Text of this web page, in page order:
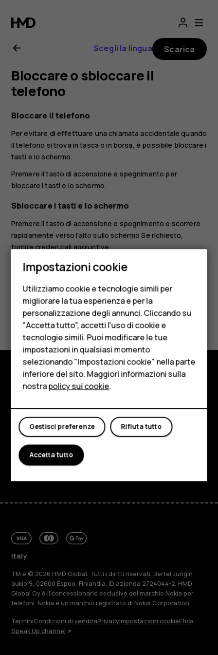
Manuale
d’uso
del
Nokia
8.1
Smartphone
Cellulari
Telefoni per anziani
Accessori
HMD Terra M
Per le imprese
Tablet
Negozio
Il mio account
Scegli la lingua Scarica
Bloccare o sbloccare il
telefono
Bloccare il telefono
Per evitare di effettuare una chiamata accidentale quando
il telefono si trova in tasca o in borsa, è possibile bloccare i
tasti e lo schermo.
Premere il tasto di accensione e spegnimento per
bloccare i tasti e lo schermo.
Sbloccare i tasti e lo schermo
Premere il tasto di accensione e spegnimento e scorrere
rapidamente verso l'alto sullo schermo Se richiesto,
fornire credenziali aggiuntive.
Ti è stato d'aiuto?
Sì No
Negozio
Planet and people
Assistenza
FacebookInstagram
Tiktok
Italy
TM e © 2026 HMD Global. Tutti i diritti riservati. Bertel Jungin
aukio 9, 02600 Espoo, Finlandia. ID azienda 2724044-2. HMD
Global Oy è il concessionario esclusivo del marchio Nokia per
telefoni. Nokia è un marchio registrato di Nokia Corporation.
TerminiCondizioni di venditaPrivacyImpostazioni cookieEtica
Speak Up channel
Impostazioni cookie
Utilizziamo cookie e tecnologie simili per
migliorare la tua esperienza e per la
personalizzazione degli annunci. Cliccando su
"Accetta tutto", accetti l'uso di cookie e
tecnologie simili. Puoi modificare le tue
impostazioni in qualsiasi momento
selezionando "Impostazioni cookie" nella parte
inferiore del sito. Maggiori informazioni sulla
nostrapolicy sui cookie.
Rifiuta tutto
Gestisci preferenze
Accetta tutto